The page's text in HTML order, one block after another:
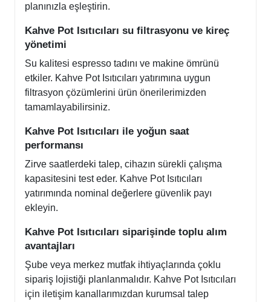
planınızla eşleştirin.
Kahve Pot Isıtıcıları su filtrasyonu ve kireç
yönetimi
Su kalitesi espresso tadını ve makine ömrünü
etkiler. Kahve Pot Isıtıcıları yatırımına uygun
filtrasyon çözümlerini ürün önerilerimizden
tamamlayabilirsiniz.
Kahve Pot Isıtıcıları ile yoğun saat
performansı
Zirve saatlerdeki talep, cihazın sürekli çalışma
kapasitesini test eder. Kahve Pot Isıtıcıları
yatırımında nominal değerlere güvenlik payı
ekleyin.
Kahve Pot Isıtıcıları siparişinde toplu alım
avantajları
Şube veya merkez mutfak ihtiyaçlarında çoklu
sipariş lojistiği planlanmalıdır. Kahve Pot Isıtıcıları
için iletişim kanallarımızdan kurumsal talep